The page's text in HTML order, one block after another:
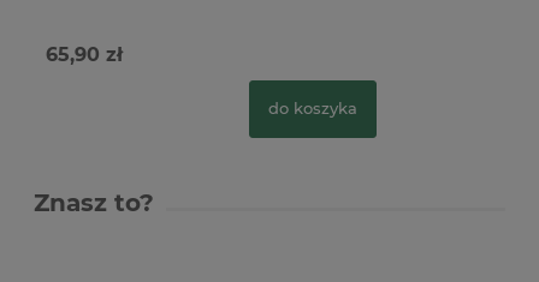
65,90 zł
do koszyka
Znasz to?